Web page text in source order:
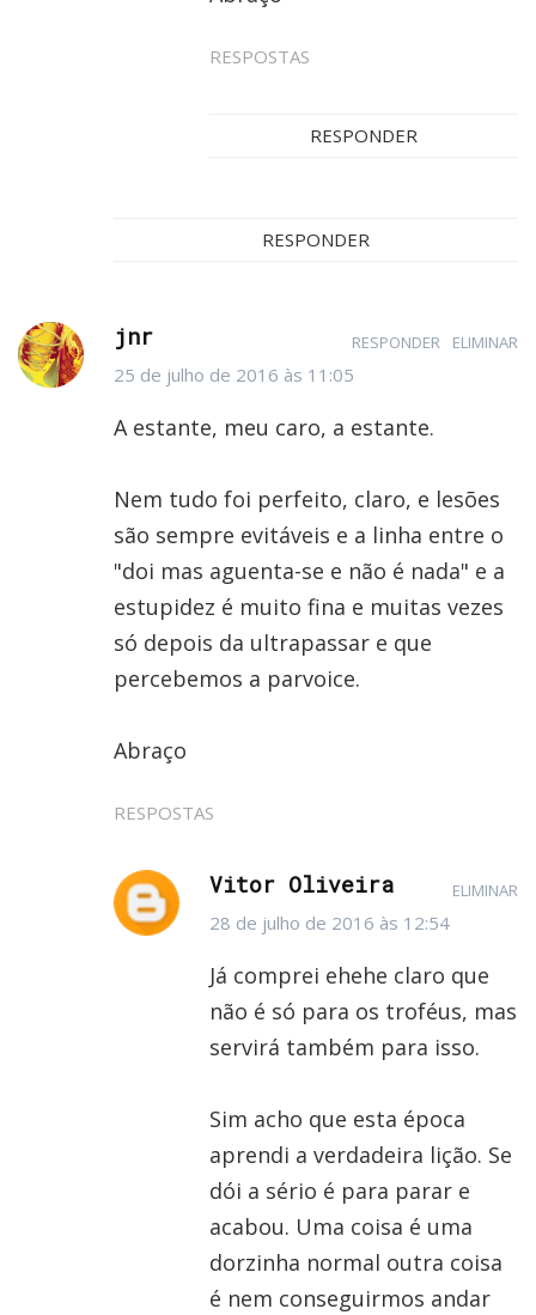
RESPOSTAS
RESPONDER
RESPONDER
jnr
25 de julho de 2016 às 11:05
A estante, meu caro, a estante.
Nem tudo foi perfeito, claro, e lesões
são sempre evitáveis e a linha entre o
"doi mas aguenta-se e não é nada" e a
estupidez é muito fina e muitas vezes
só depois da ultrapassar e que
percebemos a parvoice.
Abraço
RESPONDER ELIMINAR
RESPOSTAS
Vitor Oliveira
28 de julho de 2016 às 12:54
Já comprei ehehe claro que
não é só para os troféus, mas
servirá também para isso.
Sim acho que esta época
aprendi a verdadeira lição. Se
dói a sério é para parar e
acabou. Uma coisa é uma
dorzinha normal outra coisa
é nem conseguirmos andar
ELIMINAR